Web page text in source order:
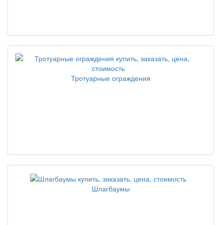
Тротуарные ограждения
Шлагбаумы